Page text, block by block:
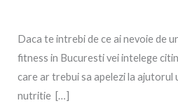
Daca te intrebi de ce ai nevoie de
fitness in Bucuresti vei intelege
care ar trebui sa apelezi la ajutorul
nutritie […]